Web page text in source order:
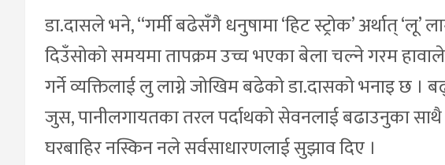
डा.दासले भने, “गर्मी बढेसँगै धनुषामा ‘हिट स्ट्रोक’ अर्थात्
दिउँसोको समयमा तापक्रम उच्च भएका बेला चल्ने गरम हावाले
गर्ने व्यक्तिलाई लु लाग्ने जोखिम बढेको डा.दासको भनाइ छ ।
जुस, पानीलगायतका तरल पर्दाथको सेवनलाई बढाउनुका
घरबाहिर नस्किन नले सर्वसाधारणलाई सुझाव दिए ।